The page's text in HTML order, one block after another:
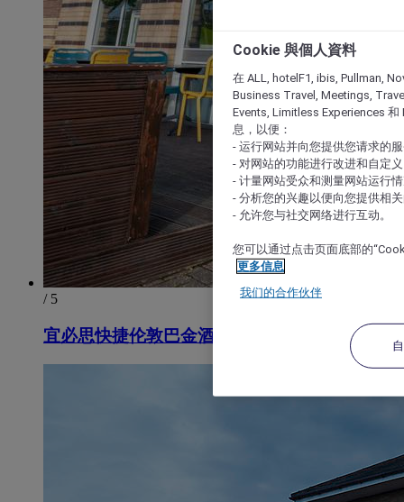
/ 5
宜必思快捷伦敦巴金酒店
Cookie 與個人資料
在 ALL, hotelF1, ibis, Pullman,
Business Travel, Meetings,
Events, Limitless Experiences 和
息，以便：
- 运行网站并向您提供您请求的
- 对网站的功能进行改进和自定义
- 计量网站受众和测量网站运行
- 分析您的兴趣以便向您提供相
- 允许您与社交网络进行互动。
您可以通过点击页面底部的
更多信息
我们的合作伙伴